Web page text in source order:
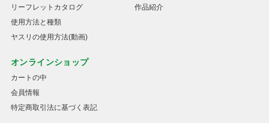
リーフレットカタログ
使用方法と種類
ヤスリの使用方法(動画)
作品紹介
オンラインショップ
カートの中
会員情報
特定商取引法に基づく表記